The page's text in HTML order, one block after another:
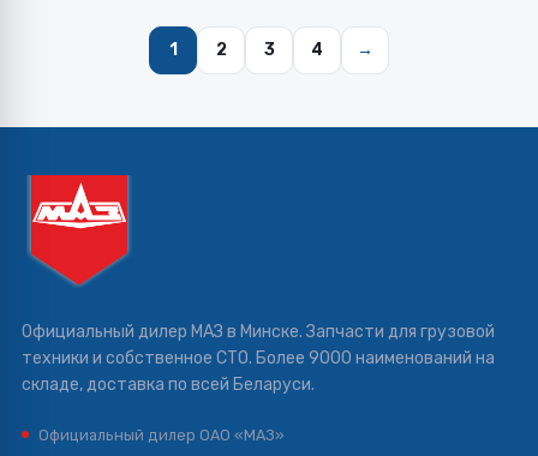
1 2 3 4 →
Официальный дилер МАЗ в Минске. Запчасти для грузовой
техники и собственное СТО. Более 9000 наименований на
складе, доставка по всей Беларуси.
Официальный дилер ОАО «МАЗ»